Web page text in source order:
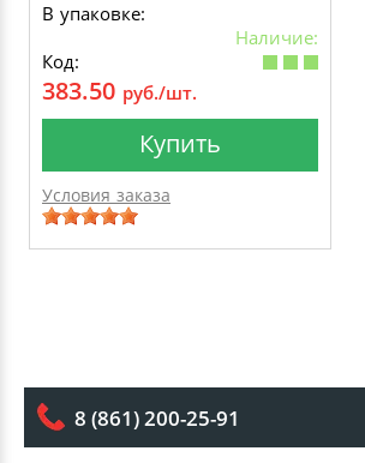
В упаковке:
Наличие:
Код:
383.50 руб./шт.
Купить
Условия заказа
8 (861) 200-25-91